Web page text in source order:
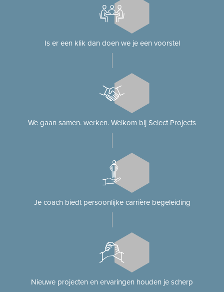
Is er een klik dan doen we je een voorstel
We gaan samen. werken. Welkom bij Select Projects
Je coach biedt persoonlijke carrière begeleiding
Nieuwe projecten en ervaringen houden je scherp